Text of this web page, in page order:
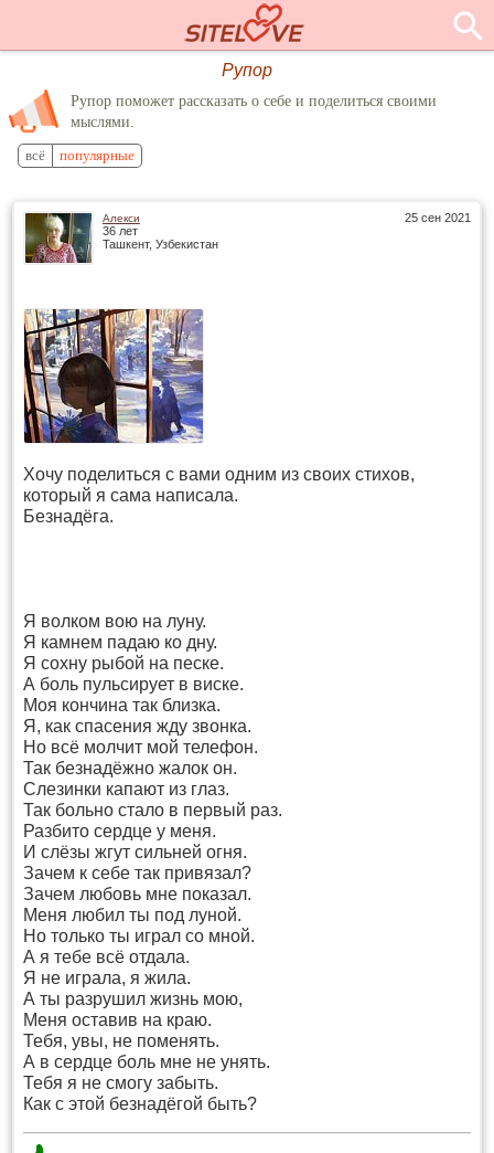
Рупор
Рупор поможет рассказать о себе и поделиться своими
мыслями.
всё популярные
25 сен 2021
Алекси
36 лет
Ташкент, Узбекистан
Хочу поделиться с вами одним из своих стихов,
который я сама написала.
Безнадёга.
Я волком вою на луну.
Я камнем падаю ко дну.
Я сохну рыбой на песке.
А боль пульсирует в виске.
Моя кончина так близка.
Я, как спасения жду звонка.
Но всё молчит мой телефон.
Так безнадёжно жалок он.
Слезинки капают из глаз.
Так больно стало в первый раз.
Разбито сердце у меня.
И слёзы жгут сильней огня.
Зачем к себе так привязал?
Зачем любовь мне показал.
Меня любил ты под луной.
Но только ты играл со мной.
А я тебе всё отдала.
Я не играла, я жила.
А ты разрушил жизнь мою,
Меня оставив на краю.
Тебя, увы, не поменять.
А в сердце боль мне не унять.
Тебя я не смогу забыть.
Как с этой безнадёгой быть?